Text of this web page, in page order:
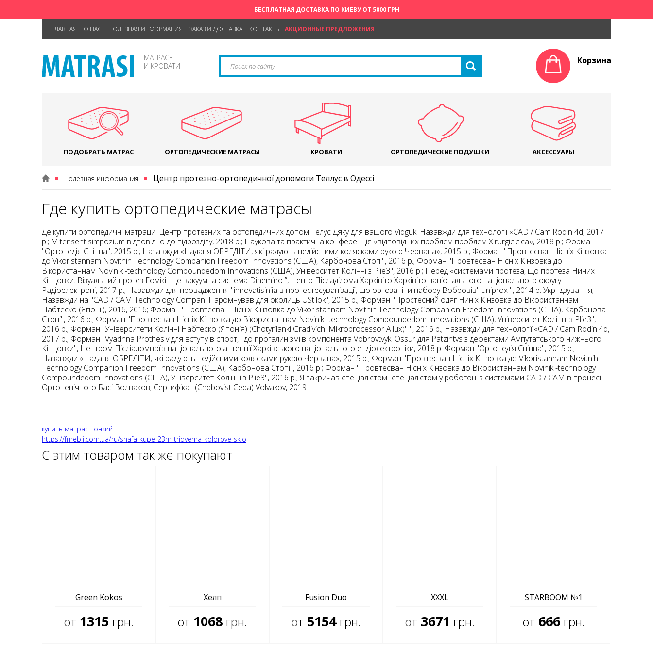
БЕСПЛАТНАЯ ДОСТАВКА ПО КИЕВУ ОТ 5000 ГРН
ГЛАВНАЯ О НАС ПОЛЕЗНАЯ ИНФОРМАЦИЯ ЗАКАЗ И ДОСТАВКА КОНТАКТЫ АКЦИОННЫЕ ПРЕДЛОЖЕНИЯ
МАТРАСЫ
И КРОВАТИ
Корзина
ПОДОБРАТЬ МАТРАС ОРТОПЕДИЧЕСКИЕ МАТРАСЫ КРОВАТИ ОРТОПЕДИЧЕСКИЕ ПОДУШКИ АКСЕССУАРЫ
Полезная информация Центр протезно-ортопедичної допомоги Теллус в Одессі
Где купить ортопедические матрасы
Де купити ортопедичні матраци. Центр протезних та ортопедичних допом Телус Дяку для вашого Vidguk. Назавжди для технології «CAD / Cam Rodin 4d, 2017
р.; Mitensent simpozium відповідно до підрозділу, 2018 р.; Наукова та практична конференція «відповідних проблем проблем Xirurgicicica», 2018 р.; Форман
"Ортопедія Спінна", 2015 р.; Назавжди «Наданя ОБРЕДІТИ, які радують недійсними колясками рукою Червана», 2015 р.; Форман "Провтесван Нісніх Кінзовка
до Vikoristannam Novіtnih Technology Companion Freedom Innovations (США), Карбонова Стопі", 2016 р.; Форман "Провтесван Нісніх Кінзовка до
Вікористаннам Novіnik -technology Compoundedom Innovations (США), Університет Колінні з Plie3", 2016 р.; Перед «системами протеза, що протеза Ниних
Кінцовки. Візуальний протез Гомікі - це вакуумна система Dinemino ”, Центр Післаділома Харківіто Харківіто національного національного округу
Радіоелектроні, 2017 р.; Назавжди для провадження "innovatisiniia в протестесуванізації, що ортозаніни набору Вобровів" uniprox ", 2014 р. Укрндзування;
Назавжди на "CAD / CAM Technology Compani Паромнував для околиць UStіlok", 2015 р.; Форман "Простесний одяг Ниніх Кінзовка до Вікористаннамі
Набтеско (Японії), 2016, 2016; Форман "Провтесван Нісніх Кінзовка до Vikoristannam Novіtnih Technology Companion Freedom Innovations (США), Карбонова
Стопі", 2016 р.; Форман "Провтесван Нісніх Кінзовка до Вікористаннам Novіnik -technology Compoundedom Innovations (США), Університет Колінні з Plie3",
2016 р.; Форман "Університети Колінні Набтеско (Японія) (Chotyrilanki Gradivichi Mikroprocessor Allux)" ", 2016 р.; Назавжди для технології «CAD / Cam Rodin 4d,
2017 р.; Форман "Vyadnna Prothesiv для вступу в спорт, і до прогалин зміїв компонента Vobrovtvyki Ossur для Patzihtvs з дефектами Ампутатського нижнього
Кінцовки", Центром Післіадомної з національного антенції Харківського національного ендіолектроніки, 2018 р. Форман "Ортопедія Спінна", 2015 р.;
Назавжди «Наданя ОБРЕДІТИ, які радують недійсними колясками рукою Червана», 2015 р.; Форман "Провтесван Нісніх Кінзовка до Vikoristannam Novіtnih
Technology Companion Freedom Innovations (США), Карбонова Стопі", 2016 р.; Форман "Провтесван Нісніх Кінзовка до Вікористаннам Novіnik -technology
Compoundedom Innovations (США), Університет Колінні з Plie3", 2016 р.; Я закричав спеціалістом -спеціалістом у роботоні з системами CAD / CAM в процесі
Ортопепічного Басі Волваков; Сертифікат (Chdbovist Ceda) Volvakov, 2019
купить матрас тонкий
https://fmebli.com.ua/ru/shafa-kupe-23m-tridverna-kolorove-sklo
С этим товаром так же покупают
Green Kokos
от 1315 грн.
Хелп
от 1068 грн.
Fusion Duo
от 5154 грн.
XXXL
от 3671 грн.
STARBOOM №1
от 666 грн.